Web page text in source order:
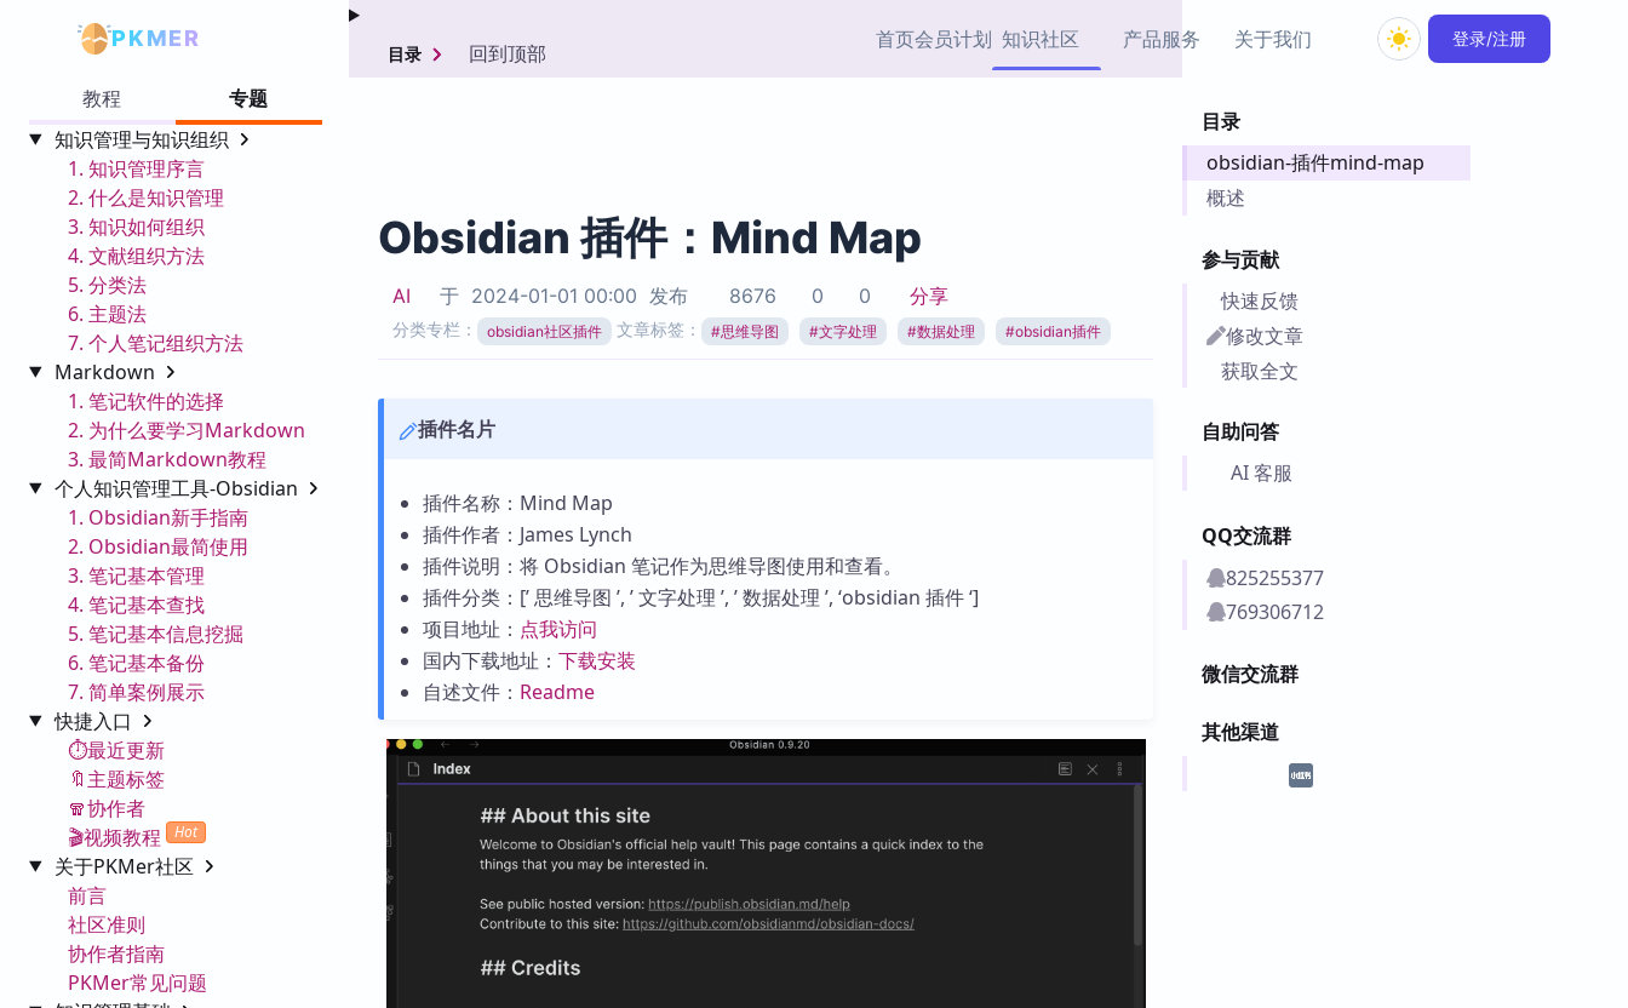
PKMER 首页会员计划 知识社区
热门链接 Top5
产品服务
加速访问 Obsidian 官方
市场
插件
Zettelkasten 实践示例
Obsidian 教程
关于我们 登录/注册
教程
专题
知识管理与知识组织
1. 知识管理序言
2. 什么是知识管理
3. 知识如何组织
4. 文献组织方法
5. 分类法
6. 主题法
7. 个人笔记组织方法
Markdown
1. 笔记软件的选择
2. 为什么要学习Markdown
3. 最简Markdown教程
个人知识管理工具-Obsidian
1. Obsidian新手指南
2. Obsidian最简使用
3. 笔记基本管理
4. 笔记基本查找
5. 笔记基本信息挖掘
6. 笔记基本备份
7. 简单案例展示
快捷入口
⏱️最近更新
🔖主题标签
🧣协作者
🎬视频教程
Hot
关于PKMer社区
前言
社区准则
协作者指南
PKMer常见问题
目录
obsidian-插件mind-map
概述
参与贡献
快速反馈
修改文章
获取全文
自助问答
AI 客服
QQ交流群
825255377
769306712
微信交流群
其他渠道
目录 回到顶部
Obsidian 插件：Mind Map
AI 于 2024-01-01 00:00 发布 8676 0 0 分享
分类专栏： obsidian社区插件 文章标签： #思维导图 #文字处理 #数据处理 #obsidian插件
插件名片
插件名称：Mind Map
插件作者：James Lynch
插件说明：将 Obsidian 笔记作为思维导图使用和查看。
插件分类：[’ 思维导图 ’, ’ 文字处理 ’, ’ 数据处理 ’, ‘obsidian 插件 ‘]
项目地址： 点我访问
国内下载地址： 下载安装
自述文件： Readme